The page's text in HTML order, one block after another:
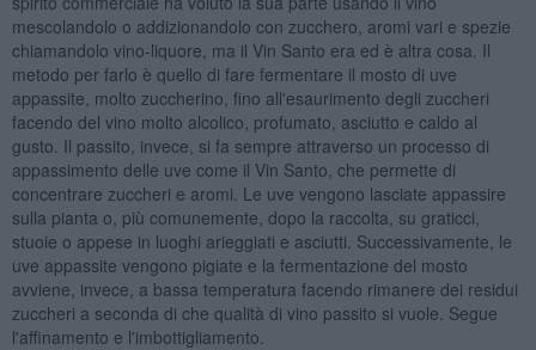
mescolandolo o addizionandolo con zucchero, aromi vari e spezie
chiamandolo vino-liquore, ma il Vin Santo era ed è altra cosa. Il
metodo per farlo è quello di fare fermentare il mosto di uve
appassite, molto zuccherino, fino all'esaurimento degli zuccheri
facendo del vino molto alcolico, profumato, asciutto e caldo al
gusto. Il passito, invece, si fa sempre attraverso un processo di
appassimento delle uve come il Vin Santo, che permette di
concentrare zuccheri e aromi. Le uve vengono lasciate appassire
sulla pianta o, più comunemente, dopo la raccolta, su graticci,
stuoie o appese in luoghi arieggiati e asciutti. Successivamente, le
uve appassite vengono pigiate e la fermentazione del mosto
avviene, invece, a bassa temperatura facendo rimanere dei residui
zuccheri a seconda di che qualità di vino passito si vuole. Segue
l'affinamento e l'imbottigliamento.